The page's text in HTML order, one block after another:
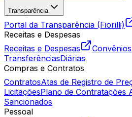
Transparência
Portal da Transparência (Fiorilli)
Receitas e Despesas
Receitas e Despesas
TransferênciasDiárias
Compras e Contratos
ContratosAtas de Registro de
LicitaçõesPlano de Contratações
Sancionados
Pessoal